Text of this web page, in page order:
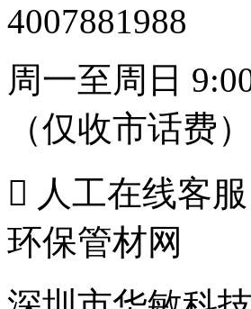
4007881988
周一至周日
（仅收市话费）
 人工在线客服
环保管材网